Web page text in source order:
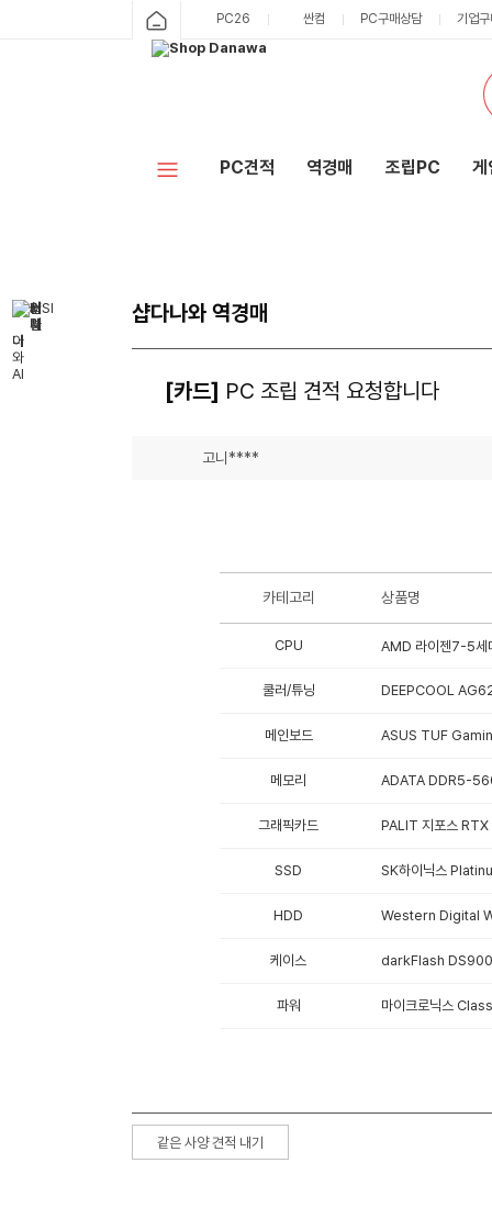
PC26 싼컴 PC구매상담 기업
PC견적 역경매 조립PC 게
샵다나와 역경매
[카드] PC 조립 견적 요청합니다
고니****
카테고리 상품명
CPU AMD 라이젠7-5세
쿨러/튜닝 DEEPCOOL
메인보드 ASUS TUF
메모리 ADATA DDR5-
그래픽카드 PALIT 지포스
SSD SK하이닉스
HDD Western Digital
케이스 darkFlash DS900
파워 마이크로닉스
같은 사양 견적 내기